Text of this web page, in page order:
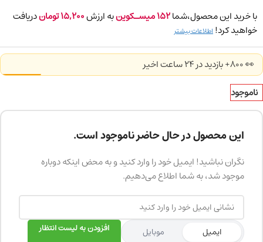
با خرید این محصول،شما152میسـکوینبه ارزش15,200توماندریافت
خواهید کرد! اطلاعات بیشتر
👀 800+ بازدید در ۲۴ ساعت اخیر
ناموجود
این محصول در حال حاضر ناموجود است.
نگران نباشید! ایمیل خود را وارد کنید و به محض اینکه دوباره
موجود شد، به شما اطلاع می‌دهیم.
ایمیل موبایل افزودن به لیست انتظار